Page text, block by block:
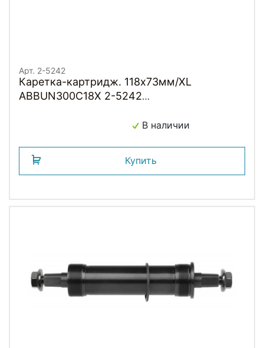
Арт. 2-5242
Каретка-картридж. 118х73мм/XL
ABBUN300C18X 2-5242
В наличии
Купить